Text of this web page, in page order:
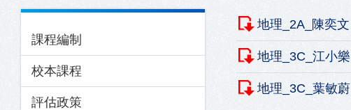
地理_2A_陳奕文
地理_3C_江小樂
地理_3C_葉敏蔚
navigation
課程編制
校本課程
評估政策